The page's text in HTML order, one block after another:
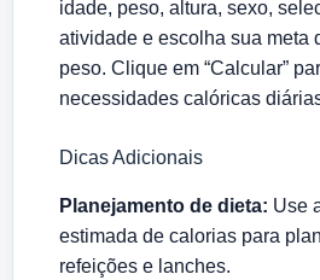
idade, peso, altura, sexo,
atividade e escolha sua meta
peso. Clique em “Calcular”
necessidades calóricas
Dicas Adicionais
Planejamento de dieta: Use
estimada de calorias para
refeições e lanches.